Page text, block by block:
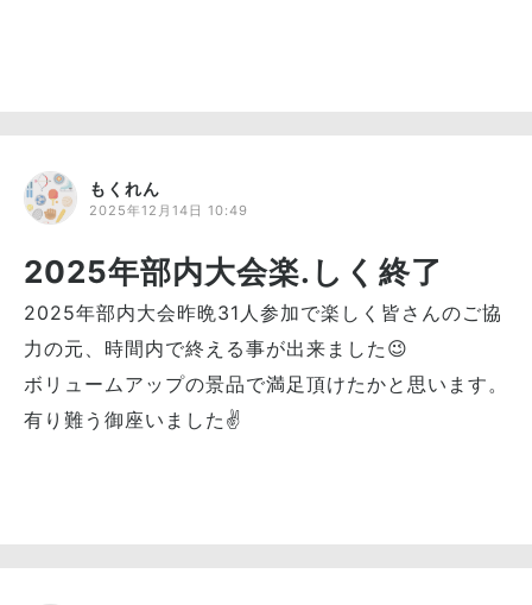
もくれん
2025年12月14日 10:49
2025年部内大会楽.しく終了
2025年部内大会昨晩31人参加で楽しく皆さんのご協
力の元、時間内で終える事が出来ました😉
ボリュームアップの景品で満足頂けたかと思います。
有り難う御座いました✌